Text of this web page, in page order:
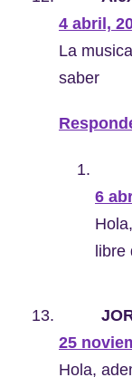
4 abril,
La
saber
6
25
Hola,